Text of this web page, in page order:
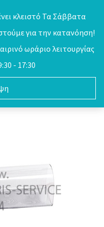
κλειστό Τα Σάββατα
για την κατανόηση!
ωράριο λειτουργίας
- 17:30
0